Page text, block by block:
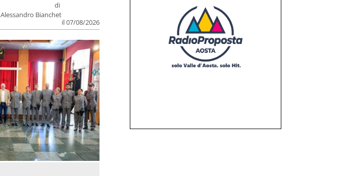
di
Alessandro Bianchet
il 07/08/2026